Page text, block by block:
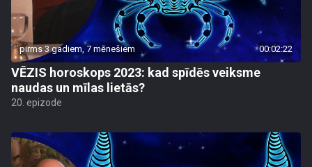
pirms 3 gadiem, 7 mēnešiem 00:02:22
VĒZIS horoskops 2023: kad spīdēs veiksme
naudas un mīlas lietās?
20. epizode